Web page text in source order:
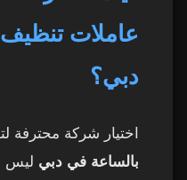
عاملات
دبي؟
اختيار شركة محترفة
بالساعة في دبي ليس